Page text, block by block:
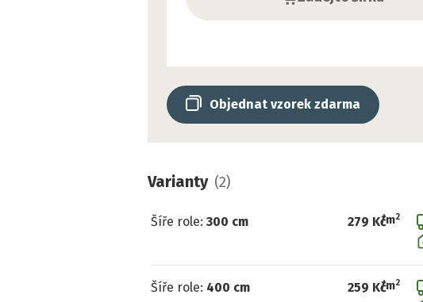
Objednat vzorek zdarma
Varianty (2)
Šíře role: 300 cm 279 Kč
/m2
Šíře role: 400 cm 259 Kč
/m2